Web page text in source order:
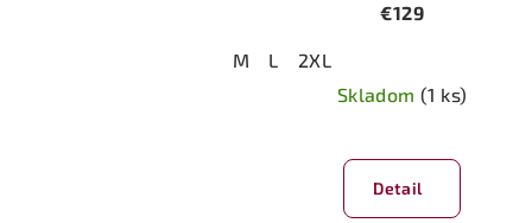
€129
M L
2XL
Skladom(1 ks)
Detail